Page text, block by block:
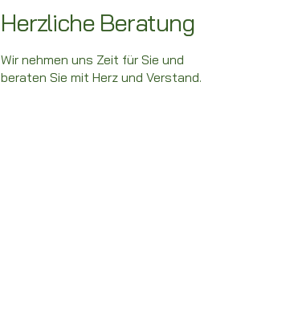
Herzliche Beratung
Wir nehmen uns Zeit für Sie und
beraten Sie mit Herz und Verstand.